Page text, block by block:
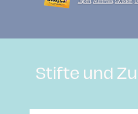
Japan, Australia, Sweden
Stifte und